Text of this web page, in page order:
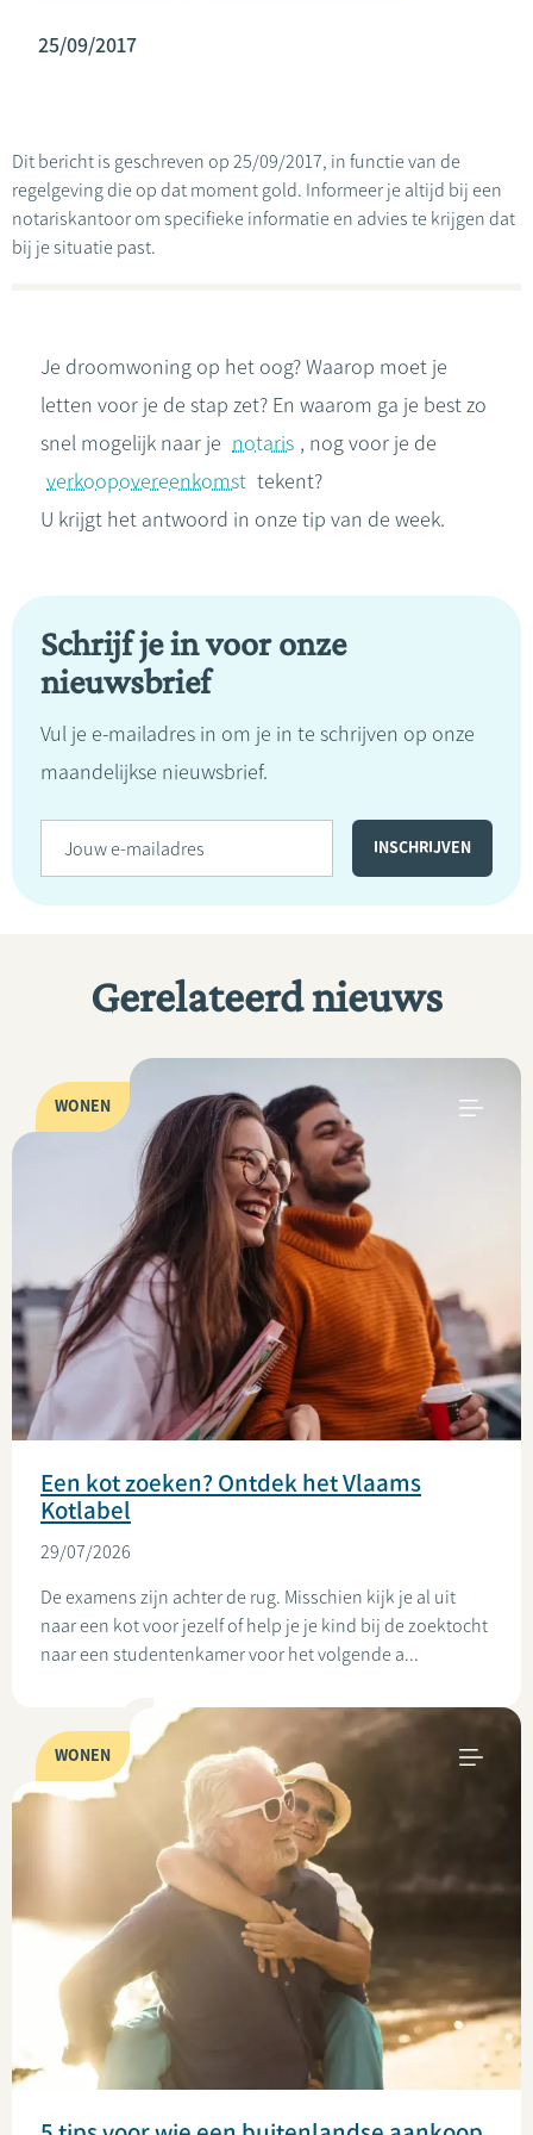
25/09/2017
Dit bericht is geschreven op 25/09/2017, in functie van de
regelgeving die op dat moment gold. Informeer je altijd bij een
notariskantoor om specifieke informatie en advies te krijgen dat
bij je situatie past.
Je droomwoning op het oog? Waarop moet je
letten voor je de stap zet? En waarom ga je best zo
snel mogelijk naar je notaris , nog voor je de
verkoopovereenkomst tekent?
U krijgt het antwoord in onze tip van de week.
Schrijf je in voor onze
nieuwsbrief
Vul je e-mailadres in om je in te schrijven op onze
maandelijkse nieuwsbrief.
Gerelateerd nieuws
WONEN
Een kot zoeken? Ontdek het Vlaams
Kotlabel
29/07/2026
De examens zijn achter de rug. Misschien kijk je al uit
naar een kot voor jezelf of help je je kind bij de zoektocht
naar een studentenkamer voor het volgende a...
WONEN